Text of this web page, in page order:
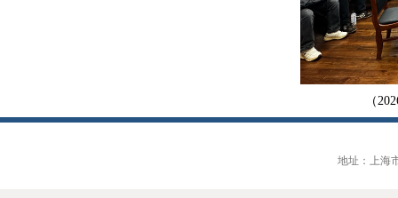
（
地址：上海